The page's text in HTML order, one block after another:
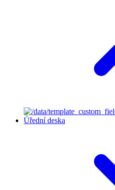
Úřední deska